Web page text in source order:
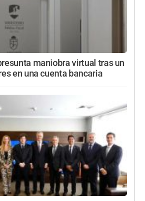
maniobra virtual tras un
en una cuenta bancaria